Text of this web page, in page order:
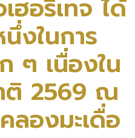
ฮอริเทจ ได้
งในการ
ๆ เนื่องใน
ติ 2569 ณ
ลองมะเดื่อ